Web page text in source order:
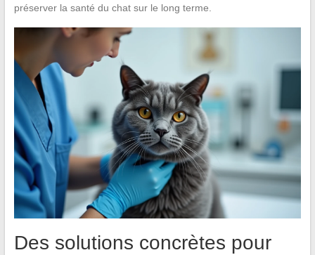
préserver la santé du chat sur le long terme.
Des solutions concrètes pour